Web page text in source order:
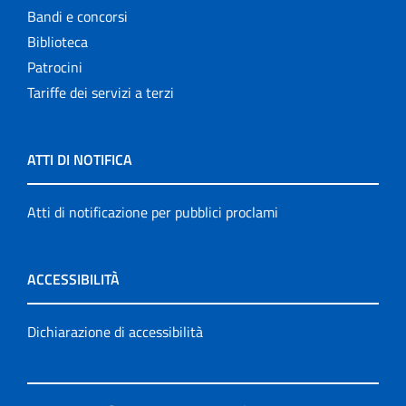
Bandi e concorsi
Biblioteca
Patrocini
Tariffe dei servizi a terzi
ATTI DI NOTIFICA
Atti di notificazione per pubblici proclami
ACCESSIBILITÀ
Dichiarazione di accessibilità